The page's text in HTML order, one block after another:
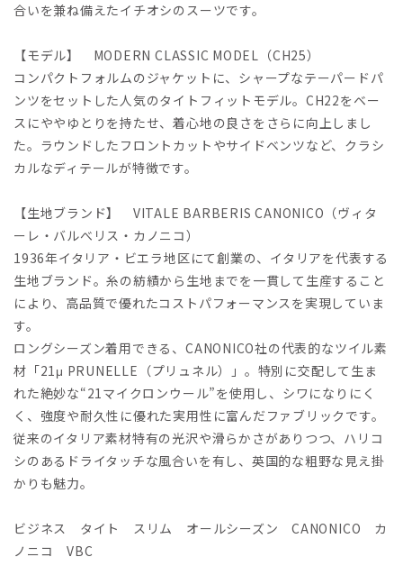
合いを兼ね備えたイチオシのスーツです。
【モデル】 MODERN CLASSIC MODEL（CH25）
コンパクトフォルムのジャケットに、シャープなテーパードパ
ンツをセットした人気のタイトフィットモデル。CH22をベー
スにややゆとりを持たせ、着心地の良さをさらに向上しまし
た。ラウンドしたフロントカットやサイドベンツなど、クラシ
カルなディテールが特徴です。
【生地ブランド】 VITALE BARBERIS CANONICO（ヴィタ
ーレ・バルべリス・カノニコ）
1936年イタリア・ビエラ地区にて創業の、イタリアを代表する
生地ブランド。糸の紡績から生地までを一貫して生産すること
により、高品質で優れたコストパフォーマンスを実現していま
す。
ロングシーズン着用できる、CANONICO社の代表的なツイル素
材「21μ PRUNELLE（プリュネル）」。特別に交配して生ま
れた絶妙な“21マイクロンウール”を使用し、シワになりにく
く、強度や耐久性に優れた実用性に富んだファブリックです。
従来のイタリア素材特有の光沢や滑らかさがありつつ、ハリコ
シのあるドライタッチな風合いを有し、英国的な粗野な見え掛
かりも魅力。
ビジネス タイト スリム オールシーズン CANONICO カ
ノニコ VBC